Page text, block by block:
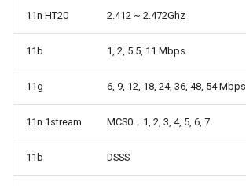
11n HT20 2.412 ~ 2.472Ghz
11b 1, 2, 5.5, 11 Mbps
11g 6, 9, 12, 18, 24, 36, 48, 54 Mbps
11n 1stream MCS0，1, 2, 3, 4, 5, 6, 7
11b DSSS